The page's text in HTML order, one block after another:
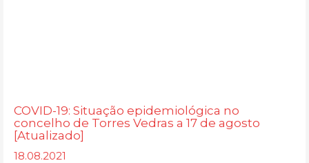
COVID-19: Situação epidemiológica no
concelho de Torres Vedras a 17 de agosto
[Atualizado]
18.08.2021